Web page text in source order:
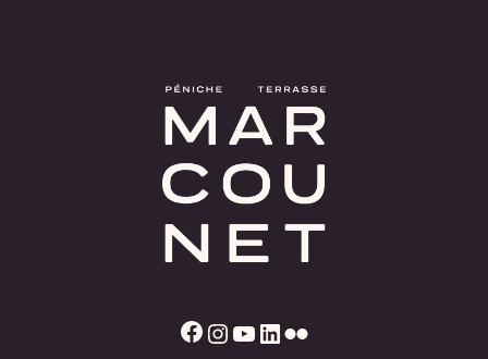
Facebook Instagram YouTube